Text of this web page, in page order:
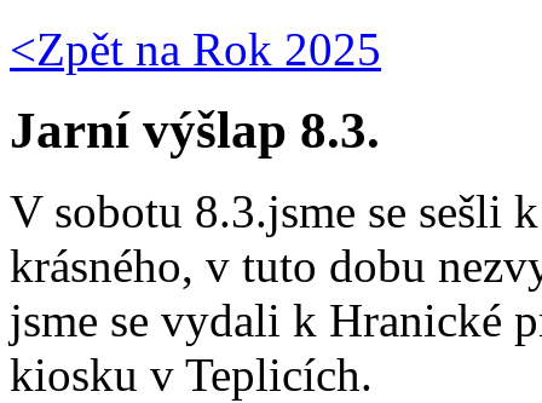
<Zpět na Rok 2025
Jarní výšlap 8.3.
V sobotu 8.3.jsme se sešli
krásného, v tuto dobu
jsme se vydali k Hranické
kiosku v Teplicích.